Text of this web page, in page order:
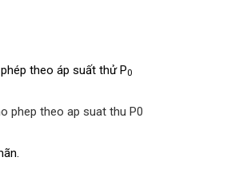
theo áp suất thử P0